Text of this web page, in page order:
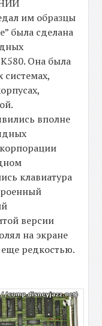
им образцы
была сделана
Она была
системах,
вполне
клавиатура
версии
на экране
редкостью.